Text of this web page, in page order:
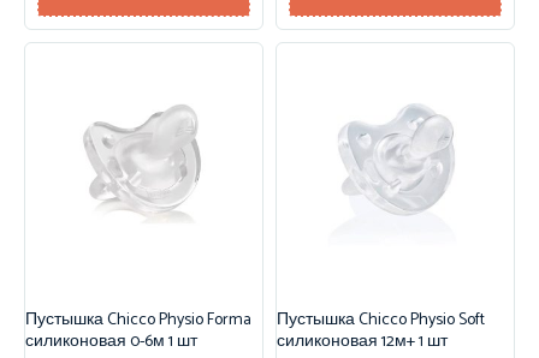
Пустышка Chicco Physio Forma
силиконовая 0-6м 1 шт
Пустышка Chicco Physio Soft
силиконовая 12м+ 1 шт